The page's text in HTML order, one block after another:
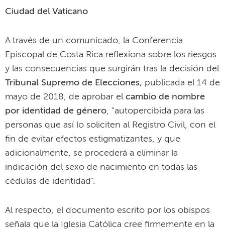
Ciudad del Vaticano
A través de un comunicado, la Conferencia
Episcopal de Costa Rica reflexiona sobre los riesgos
y las consecuencias que surgirán tras la decisión del
Tribunal Supremo de Elecciones, publicada el 14 de
mayo de 2018, de aprobar el cambio de nombre
por identidad de género, "autopercibida para las
personas que así lo soliciten al Registro Civil, con el
fin de evitar efectos estigmatizantes, y que
adicionalmente, se procederá a eliminar la
indicación del sexo de nacimiento en todas las
cédulas de identidad".
Al respecto, el documento escrito por los obispos
señala que la Iglesia Católica cree firmemente en la